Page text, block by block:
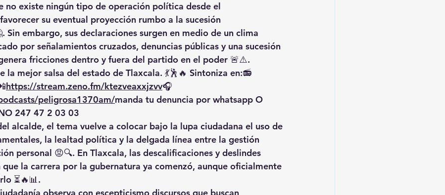
no existe ningún tipo de operación política desde el
su eventual proyección rumbo a la sucesión
Sin embargo, sus declaraciones surgen en medio de un clima
por señalamientos cruzados, denuncias públicas y una sucesión
fricciones dentro y fuera del partido en el poder 🚨⚠️.
la mejor salsa del estado de Tlaxcala. 💃🕺🔥 Sintoniza en:📻
https://stream.zeno.fm/ktezveaxxjzvv🎧
peligrosa1370am/manda tu denuncia por whatsapp O
247 47 2 03 03
alcalde, el tema vuelve a colocar bajo la lupa ciudadana el uso de
, la lealtad política y la delgada línea entre la gestión
personal 😡🔍. En Tlaxcala, las descalificaciones y deslindes
la carrera por la gubernatura ya comenzó, aunque oficialmente
⏳🔥📊.